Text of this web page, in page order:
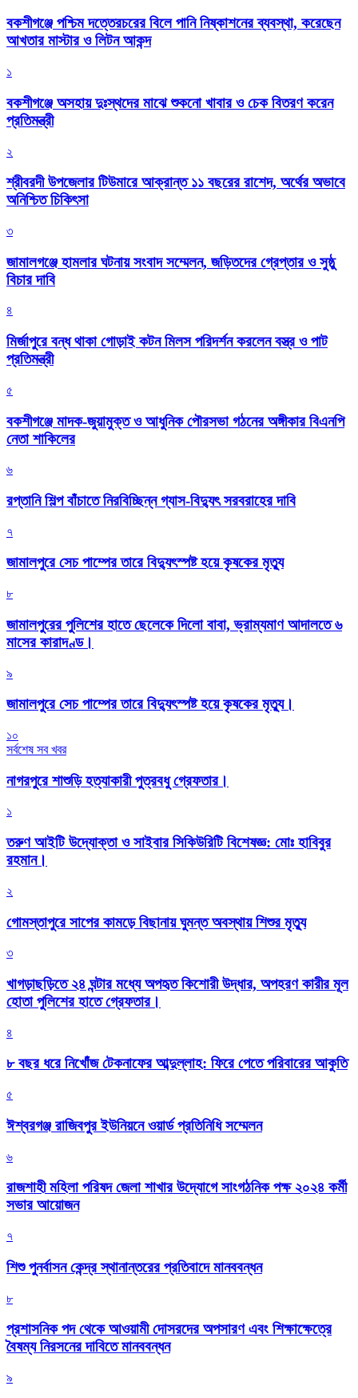
বকশীগঞ্জে পশ্চিম দত্তেরচরের বিলে পানি নিষ্কাশনের ব্যবস্থা, করেছেন
আখতার মাস্টার ও লিটন আকন্দ
১
বকশীগঞ্জে অসহায় দুঃস্থদের মাঝে শুকনো খাবার ও চেক বিতরণ করেন
প্রতিমন্ত্রী
২
শ্রীবরদী উপজেলার টিউমারে আক্রান্ত ১১ বছরের রাশেদ, অর্থের অভাবে
অনিশ্চিত চিকিৎসা
৩
জামালগঞ্জে হামলার ঘটনায় সংবাদ সম্মেলন, জড়িতদের গ্রেপ্তার ও সুষ্ঠু
বিচার দাবি
৪
মির্জাপুরে বন্ধ থাকা গোড়াই কটন মিলস পরিদর্শন করলেন বস্ত্র ও পাট
প্রতিমন্ত্রী
৫
বকশীগঞ্জে মাদক-জুয়ামুক্ত ও আধুনিক পৌরসভা গঠনের অঙ্গীকার বিএনপি
নেতা শাকিলের
৬
রপ্তানি শিল্প বাঁচাতে নিরবিচ্ছিন্ন গ্যাস-বিদ্যুৎ সরবরাহের দাবি
৭
জামালপুরে সেচ পাম্পের তারে বিদ্যুৎস্পষ্ট হয়ে কৃষকের মৃত্যু
৮
জামালপুরের পুলিশের হাতে ছেলেকে দিলো বাবা, ভ্রাম্যমাণ আদালতে ৬
মাসের কারাদণ্ড।
৯
জামালপুরে সেচ পাম্পের তারে বিদ্যুৎস্পষ্ট হয়ে কৃষকের মৃত্যু।
১০
সর্বশেষ সব খবর
নাগরপুরে শাশুড়ি হত্যাকারী পুত্রবধু গ্রেফতার।
১
তরুণ আইটি উদ্যোক্তা ও সাইবার সিকিউরিটি বিশেষজ্ঞ: মোঃ হাবিবুর
রহমান।
২
গোমস্তাপুরে সাপের কামড়ে বিছানায় ঘুমন্ত অবস্থায় শিশুর মৃত্যু
৩
খাগড়াছড়িতে ২৪ ঘন্টার মধ্যে অপহৃত কিশোরী উদ্ধার, অপহরণ কারীর মূল
হোতা পুলিশের হাতে গ্রেফতার।
৪
৮ বছর ধরে নিখোঁজ টেকনাফের আব্দুল্লাহ: ফিরে পেতে পরিবারের আকুতি
৫
ঈশ্বরগঞ্জ রাজিবপুর ইউনিয়নে ওয়ার্ড প্রতিনিধি সম্মেলন
৬
রাজশাহী মহিলা পরিষদ জেলা শাখার উদ্যোগে সাংগঠনিক পক্ষ ২০২৪ কর্মী
সভার আয়োজন
৭
শিশু পুনর্বাসন কেন্দ্র স্থানান্তরের প্রতিবাদে মানববন্ধন
৮
প্রশাসনিক পদ থেকে আওয়ামী দোসরদের অপসারণ এবং শিক্ষাক্ষেত্রে
বৈষম্য নিরসনের দাবিতে মানববন্ধন
৯